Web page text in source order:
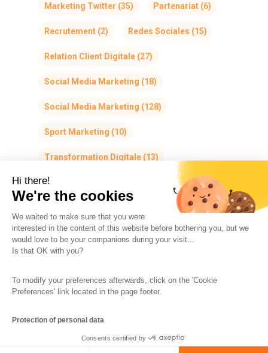
Hi there!
We're the cookies
We waited to make sure that you were
interested in the content of this website before bothering you, but we
would love to be your companions during your visit...
Is that OK with you?
To modify your preferences afterwards, click on the 'Cookie
Preferences' link located in the page footer.
Protection of personal data
Consents certified by
Marketing Twitter (35) Partenariat (6)
Recrutement (2) Redes Sociales (15)
Relation Client Digitale (27)
Social Media Marketing (18)
Social Media Marketing (128)
Sport Marketing (10)
Transformation Digitale (13)
The So-Buzz Team
Protection of personal data Cookies Management
Made with